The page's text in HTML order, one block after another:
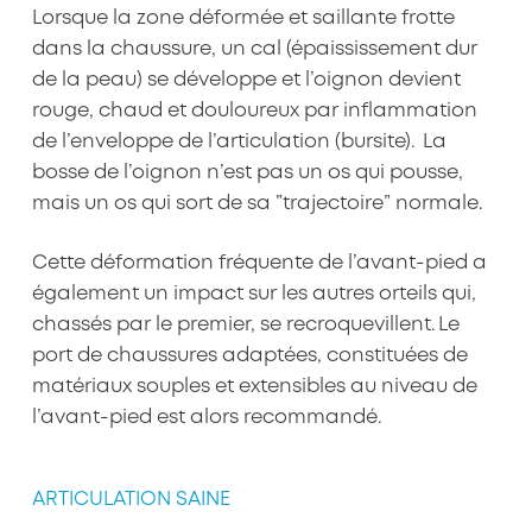
Lorsque la zone déformée et saillante frotte
dans la chaussure, un cal (épaississement dur
de la peau) se développe et l’oignon devient
rouge, chaud et douloureux par inflammation
de l’enveloppe de l’articulation (bursite). La
bosse de l’oignon n’est pas un os qui pousse,
mais un os qui sort de sa ”trajectoire” normale.
Cette déformation fréquente de l’avant-pied a
également un impact sur les autres orteils qui,
chassés par le premier, se recroquevillent. Le
port de chaussures adaptées, constituées de
matériaux souples et extensibles au niveau de
l’avant-pied est alors recommandé.
ARTICULATION SAINE